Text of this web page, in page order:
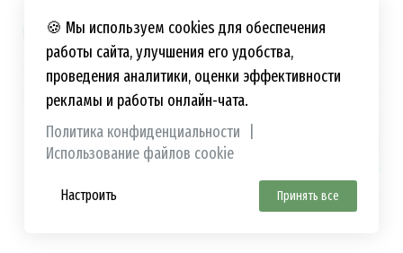
🍪 Мы используем cookies для обеспечения
работы сайта, улучшения его удобства,
проведения аналитики, оценки эффективности
рекламы и работы онлайн-чата.
Политика конфиденциальности
Использование файлов cookie
Настроить Принять все